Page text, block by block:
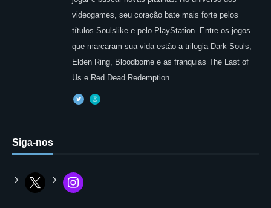
videogames, seu coração bate mais forte pelos
títulos Soulslike e pelo PlayStation. Entre os jogos
que marcaram sua vida estão a trilogia Dark Souls,
Elden Ring, Bloodborne e as franquias The Last of
Us e Red Dead Redemption.
Siga-nos